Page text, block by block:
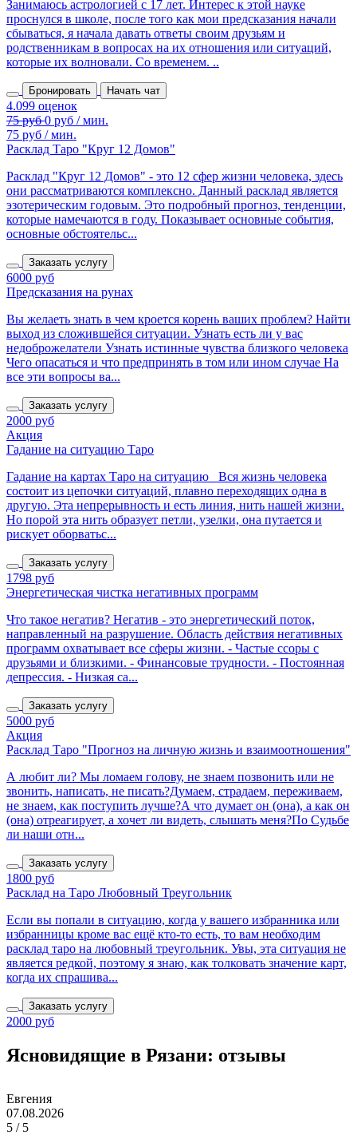
Занимаюсь астрологией с 17 лет. Интерес к этой науке
проснулся в школе, после того как мои предсказания начали
сбываться, я начала давать ответы своим друзьям и
родственникам в вопросах на их отношения или ситуаций,
которые их волновали. Со временем. ..
Бронировать Начать чат
75 руб / мин.
Расклад Таро "Круг 12 Домов"
Расклад "Круг 12 Домов" - это 12 сфер жизни человека, здесь
они рассматриваются комплексно. Данный расклад является
эзотерическим годовым. Это подробный прогноз, тенденции,
которые намечаются в году. Показывает основные события,
основные обстоятельс...
Заказать услугу
6000 руб
Предсказания на рунах
Вы желаеть знать в чем кроется корень ваших проблем? Найти
выход из сложившейся ситуации. Узнать есть ли у вас
недоброжелатели Узнать истинные чувства близкого человека
Чего опасаться и что предпринять в том или ином случае На
все эти вопросы ва...
Заказать услугу
2000 руб
Акция
Гадание на ситуацию Таро
Гадание на картах Таро на ситуацию Вся жизнь человека
состоит из цепочки ситуаций, плавно переходящих одна в
другую. Эта непрерывность и есть линия, нить нашей жизни.
Но порой эта нить образует петли, узелки, она путается и
рискует оборватьс...
Заказать услугу
1798 руб
Энергетическая чистка негативных программ
Что такое негатив? Негатив - это энергетический поток,
направленный на разрушение. Область действия негативных
программ охватывает все сферы жизни. - Частые ссоры с
друзьями и близкими. - Финансовые трудности. - Постоянная
депрессия. - Низкая са...
Заказать услугу
5000 руб
Акция
Расклад Таро "Прогноз на личную жизнь и взаимоотношения"
А любит ли? Мы ломаем голову, не знаем позвонить или не
звонить, написать, не писать?Думаем, страдаем, переживаем,
не знаем, как поступить лучше?А что думает он (она), а как он
(она) отреагирует, а хочет ли видеть, слышать меня?По Судьбе
ли наши отн...
Заказать услугу
1800 руб
Расклад на Таро Любовный Треугольник
Если вы попали в ситуацию, когда у вашего избранника или
избранницы кроме вас ещё кто-то есть, то вам необходим
расклад таро на любовный треугольник. Увы, эта ситуация не
является редкой, поэтому я знаю, как толковать значение карт,
когда их спрашива...
Заказать услугу
2000 руб
Ясновидящие в Рязани: отзывы
Евгения
07.08.2026
5 / 5